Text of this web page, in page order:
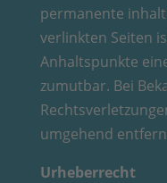
permanente
verlinkten Seiten
Anhaltspunkte
zumutbar. Bei
umgehend
Urheberrecht